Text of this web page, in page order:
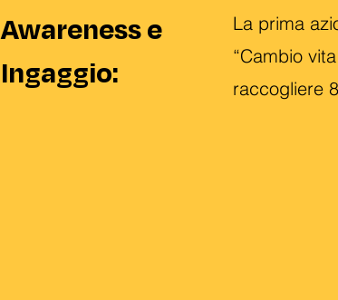
Awareness e
Ingaggio:
La prima
“Cambio
raccogliere